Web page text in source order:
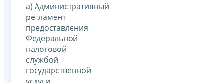
а) Административный
регламент
предоставления
Федеральной
налоговой
службой
государственной
услуги